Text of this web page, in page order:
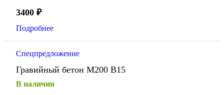
3400 ₽
Подробнее
Спецпредложение
Гравийный бетон М200 В15
В наличии